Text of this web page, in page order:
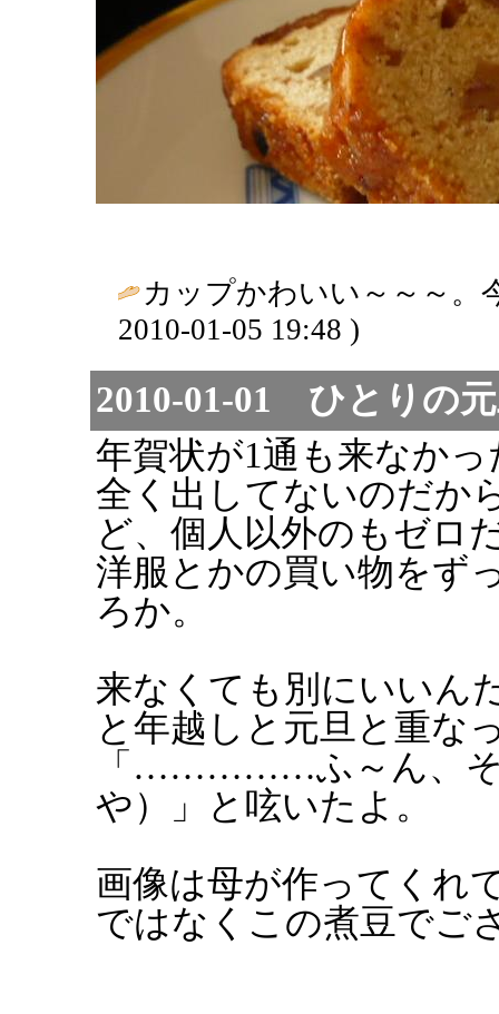
カップかわいい～～～
2010-01-05 19:48 )
2010-01-01 ひとりの
年賀状が1通も来なかっ
全く出してないのだか
ど、個人以外のもゼロ
洋服とかの買い物をず
ろか。
来なくても別にいいん
と年越しと元旦と重な
「……………ふ～ん、
や）」と呟いたよ。
画像は母が作ってくれ
ではなくこの煮豆でご